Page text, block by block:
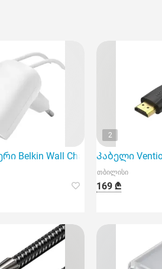
Wall Charger 30W USB-C
2
Კაბელი
თბილისი
169 ₾